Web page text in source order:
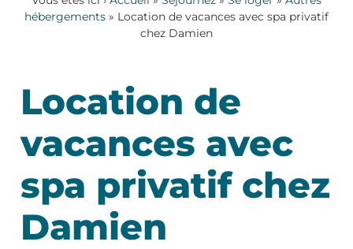
hébergements » Location de vacances avec spa privatif
chez Damien
Location de
vacances avec
spa privatif chez
Damien